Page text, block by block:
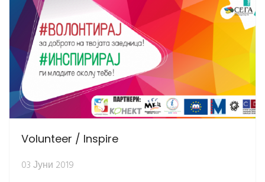
Volunteer / Inspire
03 Јуни 2019